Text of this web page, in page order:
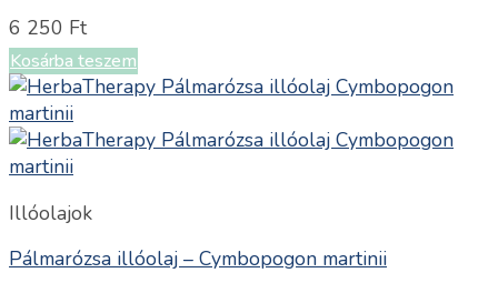
6 250 Ft
Kosárba teszem
Illóolajok
Pálmarózsa illóolaj – Cymbopogon martinii